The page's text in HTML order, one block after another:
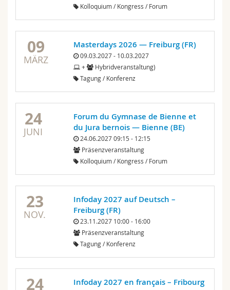
Kolloquium / Kongress / Forum
09
MÄRZ
Masterdays 2026 — Freiburg (FR)
09.03.2027 - 10.03.2027
+
Hybridveranstaltung)
Tagung / Konferenz
24
JUNI
Forum du Gymnase de Bienne et
du Jura bernois — Bienne (BE)
24.06.2027 09:15 - 12:15
Präsenzveranstaltung
Kolloquium / Kongress / Forum
23
NOV.
Infoday 2027 auf Deutsch –
Freiburg (FR)
23.11.2027 10:00 - 16:00
Präsenzveranstaltung
Tagung / Konferenz
24
Infoday 2027 en français – Fribourg